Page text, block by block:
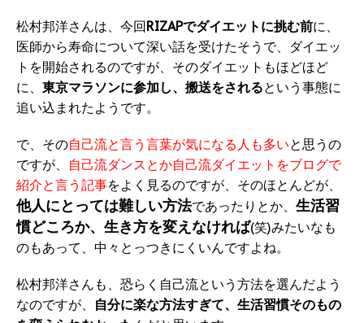
松村邦洋さんは、今回RIZAPでダイエットに挑む前に、
医師から寿命について深い話を受けたそうで、ダイエッ
トを開始されるのですが、そのダイエットもほどほど
に、 東京マラソンに参加し、搬送をされるという事態に
追い込まれたようです。
で、その自己流と言う言葉が気になる人も多いと思うの
ですが、 自己流ダンスとか自己流ダイエットをブログで
紹介と言う記事をよく見るのですが、そのほとんどが、
他人にとっては難しい方法であったりとか、 生活習
慣どころか、生き方を変えなければ(笑)みたいなも
のもあって、中々とっつきにくいんですよね。
松村邦洋さんも、恐らく自己流という方法を選んだよう
なのですが、 自分に楽な方法すぎて、生活習慣そのもの